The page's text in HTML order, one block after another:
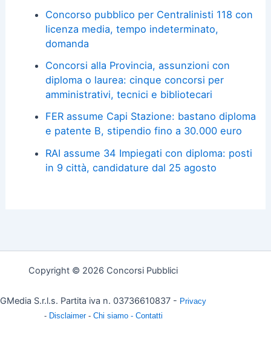
Concorso pubblico per Centralinisti 118 con
licenza media, tempo indeterminato,
domanda
Concorsi alla Provincia, assunzioni con
diploma o laurea: cinque concorsi per
amministrativi, tecnici e bibliotecari
FER assume Capi Stazione: bastano diploma
e patente B, stipendio fino a 30.000 euro
RAI assume 34 Impiegati con diploma: posti
in 9 città, candidature dal 25 agosto
Copyright © 2026 Concorsi Pubblici
GMedia S.r.l.s. Partita iva n. 03736610837 - Privacy
- Disclaimer - Chi siamo - Contatti